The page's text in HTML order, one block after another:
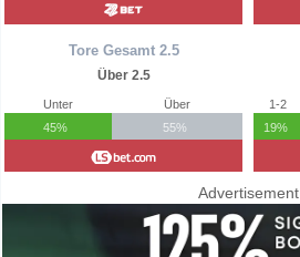
Tore Gesamt 2.5
Über 2.5
Unter
45%
Über
55%
1-2
19%
Advertisement